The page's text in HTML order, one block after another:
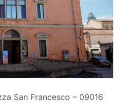
San Francesco – 09016